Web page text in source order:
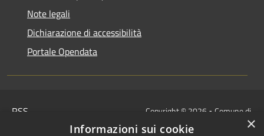
Note legali
Dichiarazione di accessibilità
Portale Opendata
RSS
Copyright © 2026 • Comune di
Villongo • Powered by
×
Informazioni sui cookie